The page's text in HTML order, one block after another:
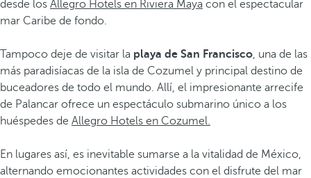
desde los Allegro Hotels en Riviera Maya con el espectacular
mar Caribe de fondo.
Tampoco deje de visitar la playa de San Francisco, una de las
más paradisíacas de la isla de Cozumel y principal destino de
buceadores de todo el mundo. Allí, el impresionante arrecife
de Palancar ofrece un espectáculo submarino único a los
huéspedes de Allegro Hotels en Cozumel.
En lugares así, es inevitable sumarse a la vitalidad de México,
alternando emocionantes actividades con el disfrute del mar